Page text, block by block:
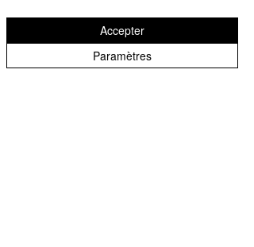
Paramètres
Accepter